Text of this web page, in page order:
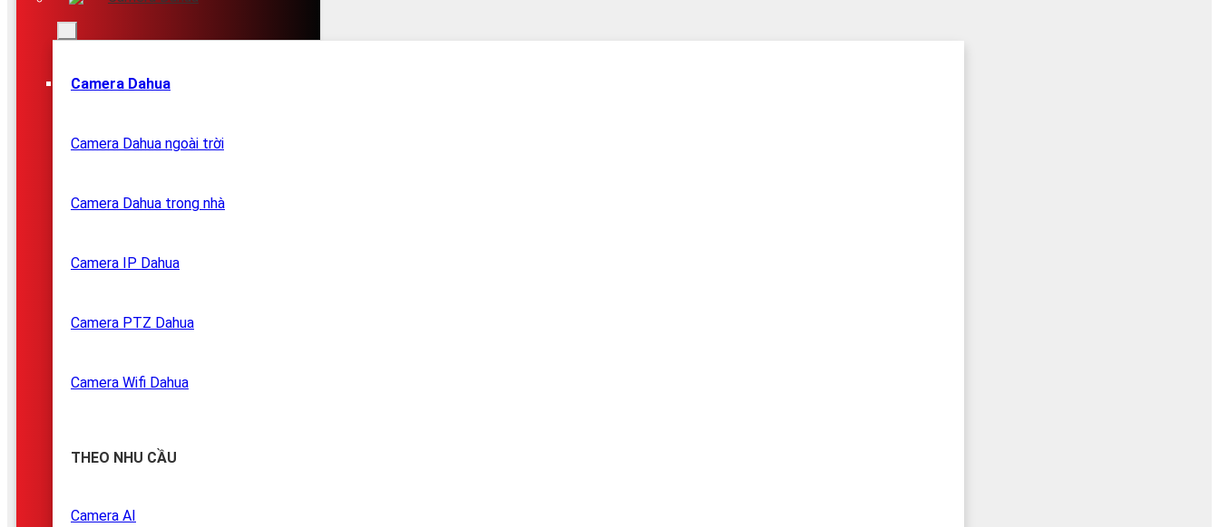
Camera Dahua
Camera Dahua ngoài trời
Camera Dahua trong nhà
Camera IP Dahua
Camera PTZ Dahua
Camera Wifi Dahua
THEO NHU CẦU
Camera AI